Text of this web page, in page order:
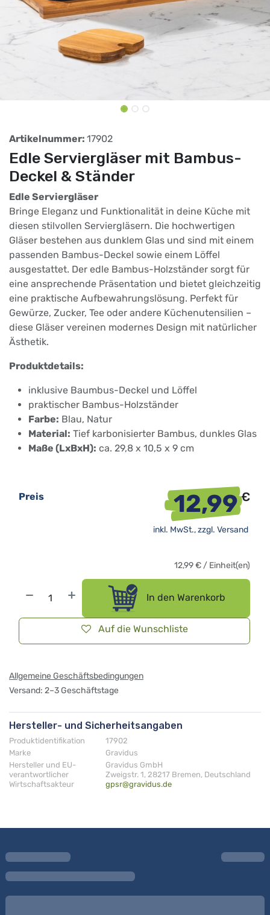
Artikelnummer: 17902
Edle Serviergläser mit Bambus-
Deckel & Ständer
Edle Serviergläser
Bringe Eleganz und Funktionalität in deine Küche mit
diesen stilvollen Serviergläsern. Die hochwertigen
Gläser bestehen aus dunklem Glas und sind mit einem
passenden Bambus-Deckel sowie einem Löffel
ausgestattet. Der edle Bambus-Holzständer sorgt für
eine ansprechende Präsentation und bietet gleichzeitig
eine praktische Aufbewahrungslösung. Perfekt für
Gewürze, Zucker, Tee oder andere Küchenutensilien –
diese Gläser vereinen modernes Design mit natürlicher
Ästhetik.
Produktdetails:
inklusive Baumbus-Deckel und Löffel
praktischer Bambus-Holzständer
Farbe: Blau, Natur
Material: Tief karbonisierter Bambus, dunkles Glas
Maße (LxBxH): ca. 29,8 x 10,5 x 9 cm
In den Warenkorb
Auf die Wunschliste
Preis 12,99€
inkl. MwSt., zzgl. Versand
12,99€ / Einheit(en)
Allgemeine Geschäftsbedingungen
Versand: 2–3 Geschäftstage
Hersteller- und Sicherheitsangaben
Produktidentifikation
17902
Marke
Gravidus
Hersteller und EU-
verantwortlicher
Wirtschaftsakteur
Gravidus GmbH
Zweigstr. 1, 28217 Bremen, Deutschland
gpsr@gravidus.de